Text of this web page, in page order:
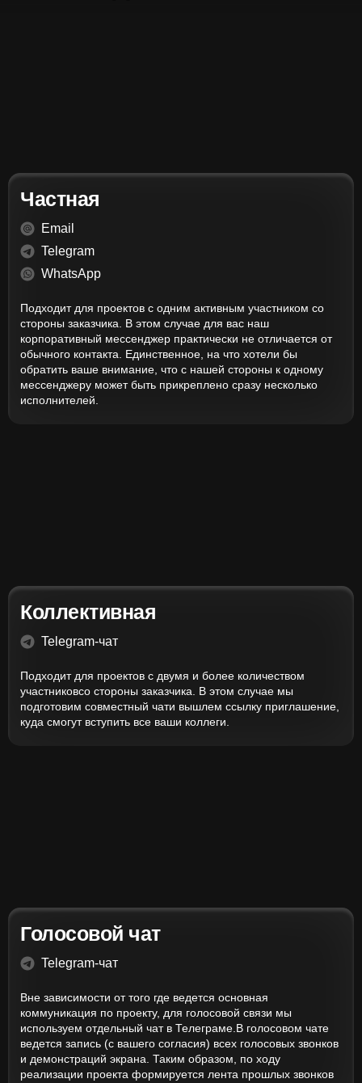
Частная
Email
Telegram
WhatsApp
Подходит для проектов с одним активным участником со
стороны заказчика. В этом случае для вас наш
корпоративный мессенджер практически не отличается от
обычного контакта. Единственное, на что хотели бы
обратить ваше внимание, что с нашей стороны к одному
мессенджеру может быть прикреплено сразу несколько
исполнителей.
Коллективная
Telegram-чат
Подходит для проектов с двумя и более количеством
участниковсо стороны заказчика. В этом случае мы
подготовим совместный чати вышлем ссылку приглашение,
куда смогут вступить все ваши коллеги.
Голосовой чат
Telegram-чат
Вне зависимости от того где ведется основная
коммуникация по проекту, для голосовой связи мы
используем отдельный чат в Телеграме.В голосовом чате
ведется запись (с вашего согласия) всех голосовых звонков
и демонстраций экрана. Таким образом, по ходу
реализации проекта формируется лента прошлых звонков